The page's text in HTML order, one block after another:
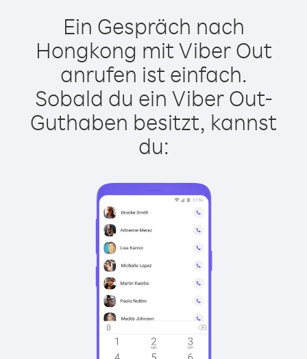
Ein Gespräch nach
Hongkong mit Viber Out
anrufen ist einfach.
Sobald du ein Viber Out-
Guthaben besitzt, kannst
du: